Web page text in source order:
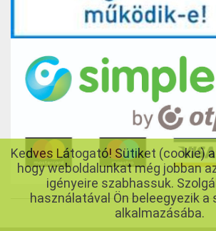
Kedves Látogató! Sütiket (cookie)
hogy weboldalunkat még jobban
igényeire szabhassuk.
használatával Ön beleegyezik a
alkalmazásába.